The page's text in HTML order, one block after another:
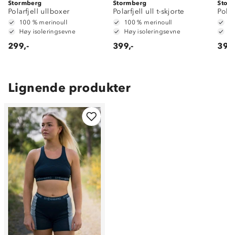
Stormberg
Polarfjell ullboxer
100 % merinoull
Høy isoleringsevne
299,-
Stormberg
Polarfjell ull t-skjorte
100 % merinoull
Høy isoleringsevne
399,-
Lignende produkter